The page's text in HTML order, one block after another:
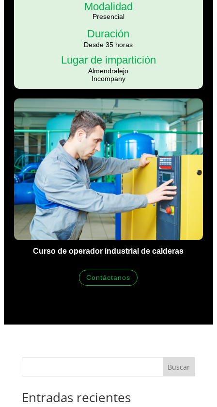
Modalidad
Presencial
Duración
Desde 35 horas
Lugar de impartición
Almendralejo
Incompany
Curso de operador industrial de calderas
Contáctanos
Buscar
Entradas recientes